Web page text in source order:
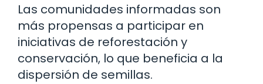
Las comunidades informadas son
más propensas a participar en
iniciativas de reforestación y
conservación, lo que beneficia a la
dispersión de semillas.